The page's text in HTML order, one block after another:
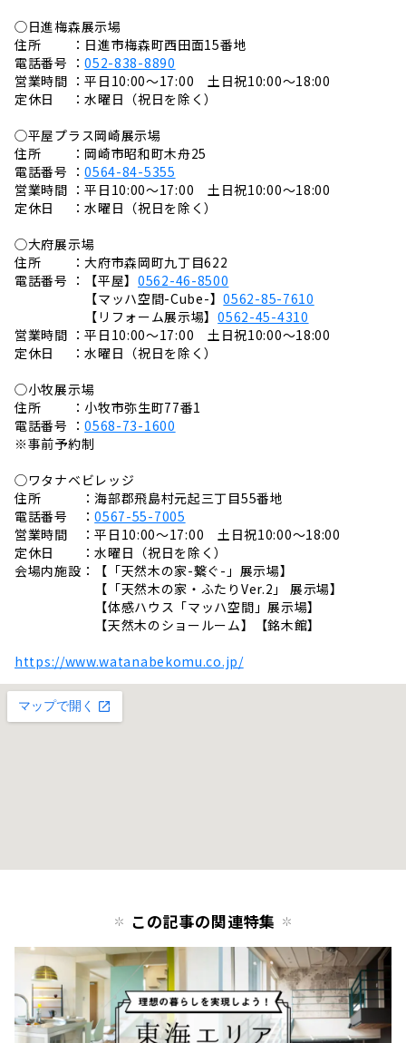
◯日進梅森展示場
住所 ：日進市梅森町西田面15番地
電話番号 ：052-838-8890
営業時間 ：平日10:00～17:00 土日祝10:00～18:00
定休日 ：水曜日（祝日を除く）
◯平屋プラス岡崎展示場
住所 ：岡崎市昭和町木舟25
電話番号 ：0564-84-5355
営業時間 ：平日10:00～17:00 土日祝10:00～18:00
定休日 ：水曜日（祝日を除く）
◯大府展示場
住所 ：大府市森岡町九丁目622
電話番号 ：【平屋】 0562-46-8500
【マッハ空間-Cube-】0562-85-7610
【リフォーム展示場】0562-45-4310
営業時間 ：平日10:00～17:00 土日祝10:00～18:00
定休日 ：水曜日（祝日を除く）
◯小牧展示場
住所 ：小牧市弥生町77番1
電話番号 ：0568-73-1600
※事前予約制
◯ワタナベビレッジ
住所 ：海部郡飛島村元起三丁目55番地
電話番号 ：0567-55-7005
営業時間 ：平日10:00〜17:00 土日祝10:00〜18:00
定休日 ：水曜日（祝日を除く）
会場内施設：【「天然木の家-繋ぐ-」展示場】
【「天然木の家・ふたりVer.2」 展示場】
【体感ハウス「マッハ空間」展示場】
【天然木のショールーム】【銘木館】
https://www.watanabekomu.co.jp/
この記事の関連特集